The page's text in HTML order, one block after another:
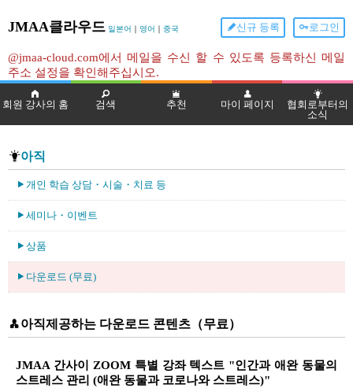
JMAA클라우드 일본어 ｜ 영어 ｜ 중국 로그인
신규 등록
@jmaa-cloud.com에서 메일을 수신 할 수 있도록 등록하신 메일
주소 설정을 확인해주십시오.
회원 강사의 홈 검색 추천 마이 페이지
협회로부터의
소식
아직
개인 학습 상담・시술・치료 등
세미나・이벤트
상품
다운로드 (무료)
아직제공하는 다운로드 콘텐츠（무료）
JMAA 간사이 ZOOM 특별 강좌 텍스트 "인간과 애완 동물의
스트레스 관리 (애완 동물과 코로나와 스트레스)"